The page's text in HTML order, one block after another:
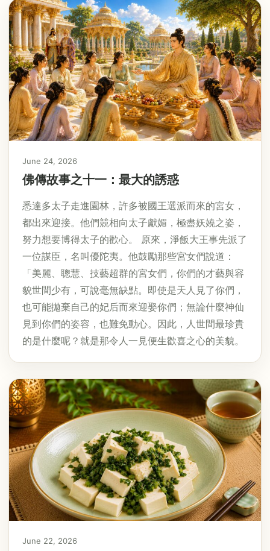
June 24, 2026
佛傳故事之十一：最大的誘惑
悉達多太子走進園林，許多被國王選派而來的宮女，
都出來迎接。他們競相向太子獻媚，極盡妖嬈之姿，
努力想要博得太子的歡心。 原來，淨飯大王事先派了
一位謀臣，名叫優陀夷。他鼓勵那些宮女們說道：
「美麗、聰慧、技藝超群的宮女們，你們的才藝與容
貌世間少有，可說毫無缺點。即使是天人見了你們，
也可能拋棄自己的妃后而來迎娶你們；無論什麼神仙
見到你們的姿容，也難免動心。因此，人世間最珍貴
的是什麼呢？就是那令人一見便生歡喜之心的美貌。
June 22, 2026